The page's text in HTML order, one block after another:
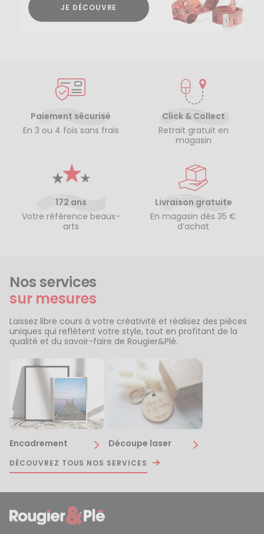
JE DÉCOUVRE
Paiement sécurisé
En 3 ou 4 fois sans frais
Click & Collect
Retrait gratuit en
magasin
172 ans
Votre référence beaux-
arts
Livraison gratuite
En magasin dès 35 €
d’achat
Nos services
sur mesures
Laissez libre cours à votre créativité et réalisez des pièces
uniques qui reflètent votre style, tout en profitant de la
qualité et du savoir-faire de Rougier&Plé.
Encadrement Découpe laser
DÉCOUVREZ TOUS NOS SERVICES